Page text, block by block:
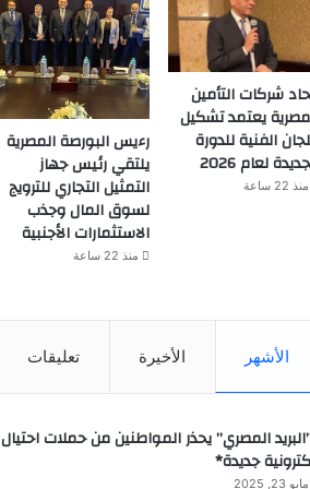
شركات التأمين
يعتمد تشكيل
الفنية للدورة
لعام 2026
منذ 22 ساعة
رءيس البورصة المصرية
يلتقي رئيس جهاز
التمثيل التجاري للترويج
لسوق المال وجذب
الاستثمارات الأجنبية
منذ 22 ساعة
الأشهر الأخيرة تعليقات
المصري” يحذر المواطنين من حملات احتيال
جديدة*
مايو 23, 2025